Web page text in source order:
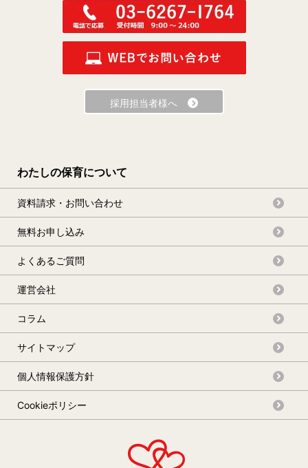
採用担当者様へ
わたしの保育について
資料請求・お問い合わせ
無料お申し込み
よくあるご質問
運営会社
コラム
サイトマップ
個人情報保護方針
Cookieポリシー